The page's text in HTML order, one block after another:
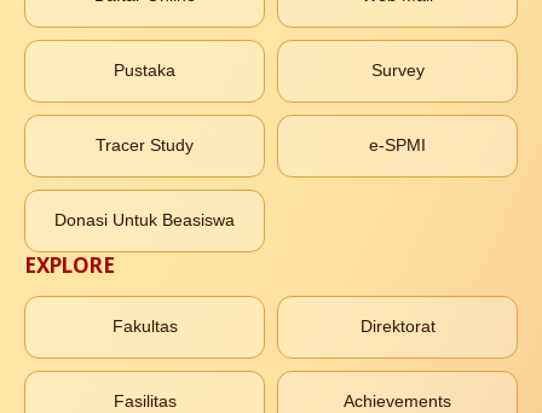
Pustaka Survey
Tracer Study e-SPMI
Donasi Untuk Beasiswa
EXPLORE
Fakultas Direktorat
Fasilitas Achievements